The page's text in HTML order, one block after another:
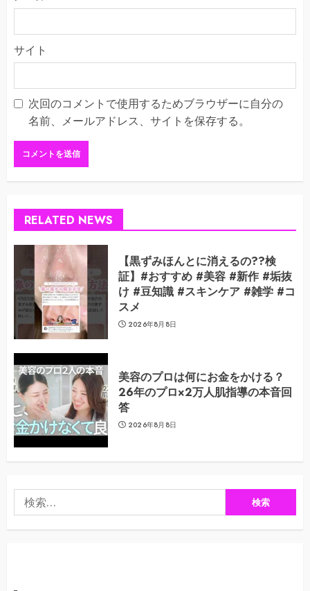
サイト
次回のコメントで使用するためブラウザーに自分の
名前、メールアドレス、サイトを保存する。
RELATED NEWS
【黒ずみほんとに消えるの??検
証】#おすすめ #美容 #新作 #垢抜
け #豆知識 #スキンケア #雑学 #コ
スメ
2026年8月8日
美容のプロは何にお金をかける？
26年のプロ×2万人肌指導の本音回
答
2026年8月8日
索: